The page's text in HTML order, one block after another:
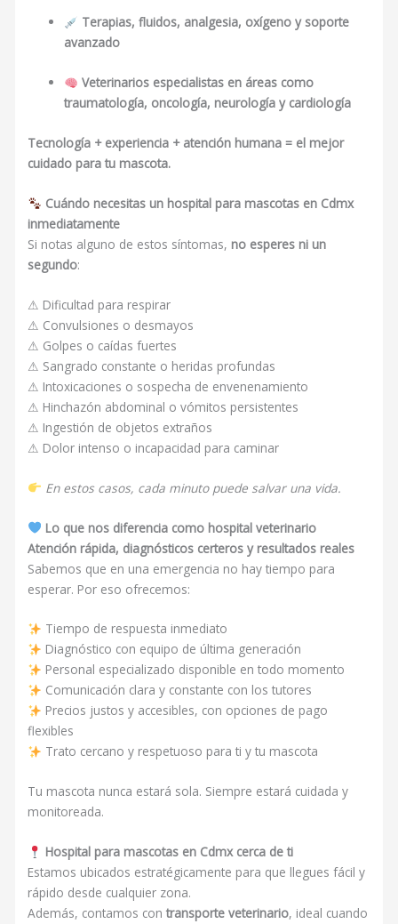
Terapias, fluidos, analgesia, oxígeno y soporte
avanzado
Veterinarios especialistas en áreas como
traumatología, oncología, neurología y cardiología
Tecnología + experiencia + atención humana = el mejor
cuidado para tu mascota.
Cuándo necesitas un hospital para mascotas en Cdmx
inmediatamente
Si notas alguno de estos síntomas, no esperes ni un
segundo:
⚠ Dificultad para respirar
⚠ Convulsiones o desmayos
⚠ Golpes o caídas fuertes
⚠ Sangrado constante o heridas profundas
⚠ Intoxicaciones o sospecha de envenenamiento
⚠ Hinchazón abdominal o vómitos persistentes
⚠ Ingestión de objetos extraños
⚠ Dolor intenso o incapacidad para caminar
En estos casos, cada minuto puede salvar una vida.
Lo que nos diferencia como hospital veterinario
Atención rápida, diagnósticos certeros y resultados reales
Sabemos que en una emergencia no hay tiempo para
esperar. Por eso ofrecemos:
Tiempo de respuesta inmediato
Diagnóstico con equipo de última generación
Personal especializado disponible en todo momento
Comunicación clara y constante con los tutores
Precios justos y accesibles, con opciones de pago
flexibles
Trato cercano y respetuoso para ti y tu mascota
Tu mascota nunca estará sola. Siempre estará cuidada y
monitoreada.
Hospital para mascotas en Cdmx cerca de ti
Estamos ubicados estratégicamente para que llegues fácil y
rápido desde cualquier zona.
Además, contamos contransporte veterinario, ideal cuando